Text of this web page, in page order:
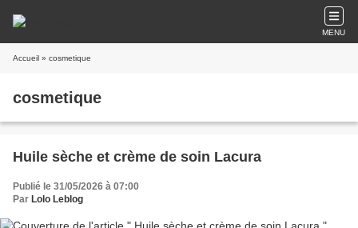
MENU
Accueil » cosmetique
cosmetique
Huile sèche et crème de soin Lacura
Publié le 31/05/2026 à 07:00
Par Lolo Leblog